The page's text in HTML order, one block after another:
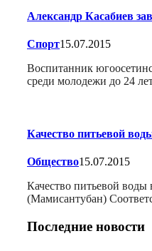
Александр Касабиев
Спорт15.07.2015
Воспитанник
среди молодежи до 24
Качество питьевой
Общество15.07.2015
Качество питьевой
(Мамисантубан)
Последние новости